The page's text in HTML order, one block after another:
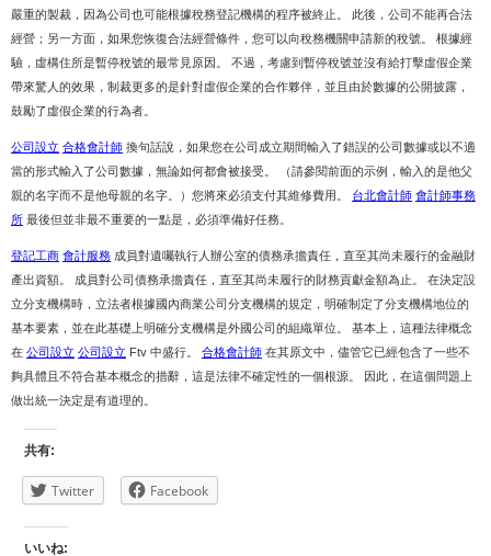
嚴重的製裁，因為公司也可能根據稅務登記機構的程序被終止。 此後，公司不能再合法
經營；另一方面，如果您恢復合法經營條件，您可以向稅務機關申請新的稅號。 根據經
驗，虛構住所是暫停稅號的最常見原因。 不過，考慮到暫停稅號並沒有給打擊虛假企業
帶來驚人的效果，制裁更多的是針對虛假企業的合作夥伴，並且由於數據的公開披露，
鼓勵了虛假企業的行為者。
公司設立 合格會計師 換句話說，如果您在公司成立期間輸入了錯誤的公司數據或以不適
當的形式輸入了公司數據，無論如何都會被接受。 （請參閱前面的示例，輸入的是他父
親的名字而不是他母親的名字。）您將來必須支付其維修費用。 台北會計師 會計師事務
所 最後但並非最不重要的一點是，必須準備好任務。
登記工商 會計服務 成員對遺囑執行人辦公室的債務承擔責任，直至其尚未履行的金融財
產出資額。 成員對公司債務承擔責任，直至其尚未履行的財務貢獻金額為止。 在決定設
立分支機構時，立法者根據國內商業公司分支機構的規定，明確制定了分支機構地位的
基本要素，並在此基礎上明確分支機構是外國公司的組織單位。 基本上，這種法律概念
在 公司設立 公司設立 Ftv 中盛行。 合格會計師 在其原文中，儘管它已經包含了一些不
夠具體且不符合基本概念的措辭，這是法律不確定性的一個根源。 因此，在這個問題上
做出統一決定是有道理的。
共有:
Twitter Facebook
いいね: